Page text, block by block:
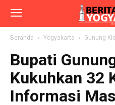
Beranda Yogyakarta Gunung
Bupati
Kukuhkan 32
Informasi